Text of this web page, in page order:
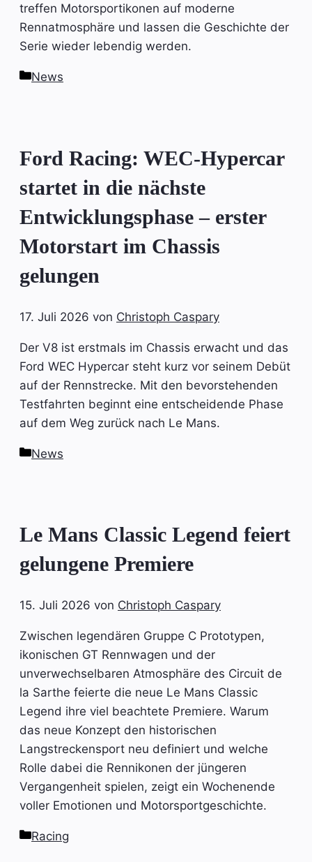
treffen Motorsportikonen auf moderne
Rennatmosphäre und lassen die Geschichte der
Serie wieder lebendig werden.
Kategorien
News
Ford Racing: WEC-Hypercar
startet in die nächste
Entwicklungsphase – erster
Motorstart im Chassis
gelungen
17. Juli 2026 von Christoph Caspary
Der V8 ist erstmals im Chassis erwacht und das
Ford WEC Hypercar steht kurz vor seinem Debüt
auf der Rennstrecke. Mit den bevorstehenden
Testfahrten beginnt eine entscheidende Phase
auf dem Weg zurück nach Le Mans.
Kategorien
News
Le Mans Classic Legend feiert
gelungene Premiere
15. Juli 2026 von Christoph Caspary
Zwischen legendären Gruppe C Prototypen,
ikonischen GT Rennwagen und der
unverwechselbaren Atmosphäre des Circuit de
la Sarthe feierte die neue Le Mans Classic
Legend ihre viel beachtete Premiere. Warum
das neue Konzept den historischen
Langstreckensport neu definiert und welche
Rolle dabei die Rennikonen der jüngeren
Vergangenheit spielen, zeigt ein Wochenende
voller Emotionen und Motorsportgeschichte.
Kategorien
Racing